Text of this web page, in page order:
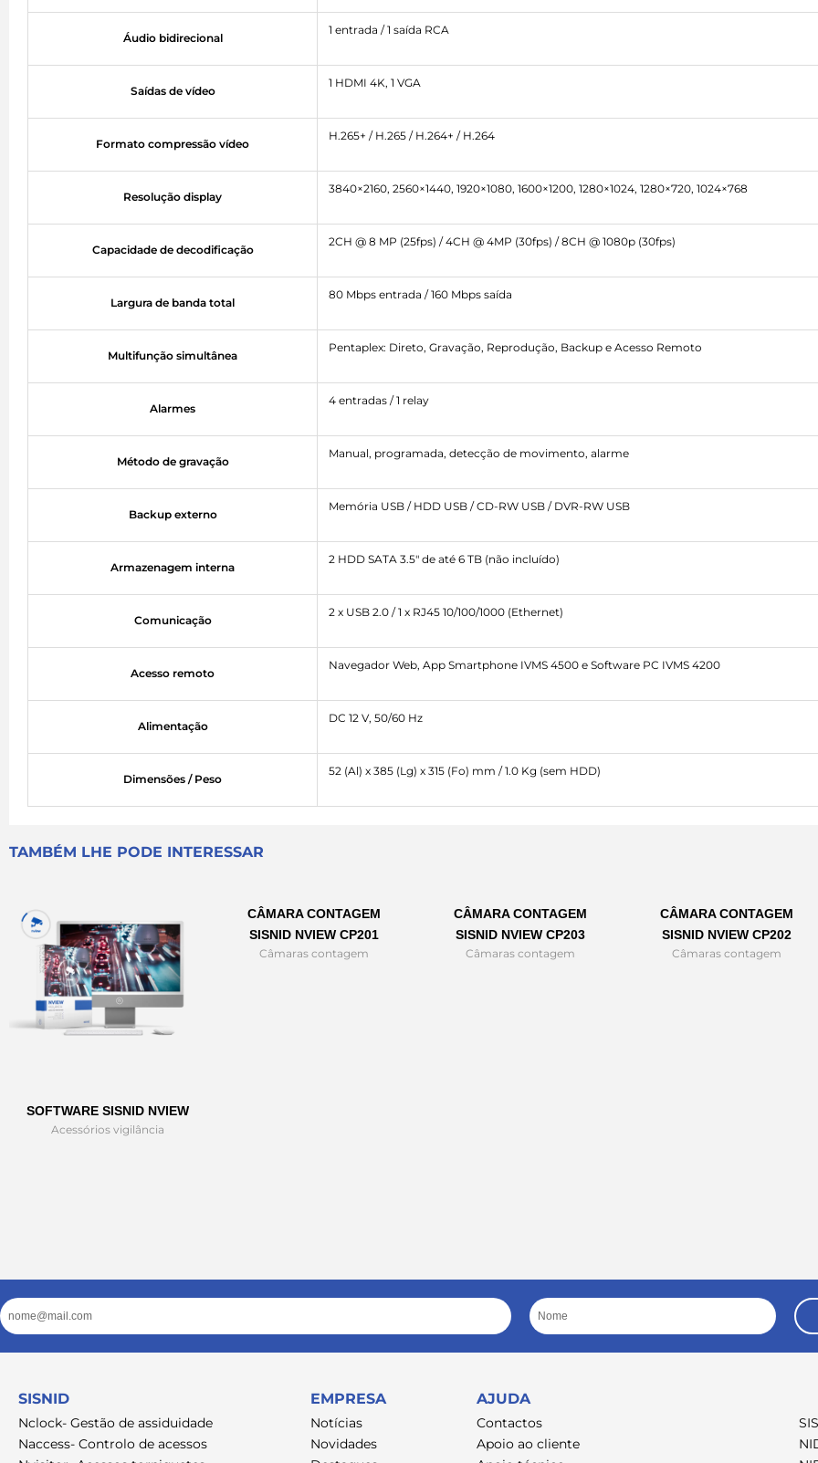
Áudio bidirecional
1 entrada / 1 saída RCA
Saídas de vídeo
1 HDMI 4K, 1 VGA
Formato compressão vídeo
H.265+ / H.265 / H.264+ / H.264
Resolução display
3840×2160, 2560×1440, 1920×1080, 1600×1200, 1280×1024, 1280×720, 1024×768
Capacidade de decodificação
2CH @ 8 MP (25fps) / 4CH @ 4MP (30fps) / 8CH @ 1080p (30fps)
Largura de banda total
80 Mbps entrada / 160 Mbps saída
Multifunção simultânea
Pentaplex: Direto, Gravação, Reprodução, Backup e Acesso Remoto
Alarmes
4 entradas / 1 relay
Método de gravação
Manual, programada, detecção de movimento, alarme
Backup externo
Memória USB / HDD USB / CD-RW USB / DVR-RW USB
Armazenagem interna
2 HDD SATA 3.5" de até 6 TB (não incluído)
Comunicação
2 x USB 2.0 / 1 x RJ45 10/100/1000 (Ethernet)
Acesso remoto
Navegador Web, App Smartphone IVMS 4500 e Software PC IVMS 4200
Alimentação
DC 12 V, 50/60 Hz
Dimensões / Peso
52 (Al) x 385 (Lg) x 315 (Fo) mm / 1.0 Kg (sem HDD)
TAMBÉM LHE PODE INTERESSAR
SOFTWARE SISNID NVIEW
Acessórios vigilância
CÂMARA CONTAGEM
SISNID NVIEW CP201
Câmaras contagem
CÂMARA CONTAGEM
SISNID NVIEW CP203
Câmaras contagem
CÂMARA CONTAGEM
SISNID NVIEW CP202
Câmaras contagem
Email Nome
SISNID
Nclock- Gestão de assiduidade
Naccess- Controlo de acessos
EMPRESA
Notícias
Novidades
AJUDA
Contactos
Apoio ao cliente